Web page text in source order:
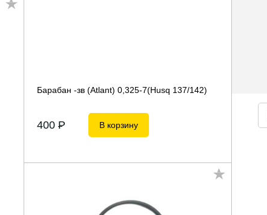
Барабан -зв (Atlant) 0,325-7(Нusq 137/142)
400 P В корзину